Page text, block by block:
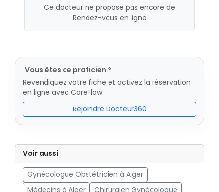
Ce docteur ne propose pas encore de
Rendez-vous en ligne
Vous êtes ce praticien ?
Revendiquez votre fiche et activez la réservation
en ligne avec CareFlow.
Rejoindre Docteur360
Voir aussi
Gynécologue Obstétricien à Alger
Médecins à Alger
Chirurgien Gynécologue